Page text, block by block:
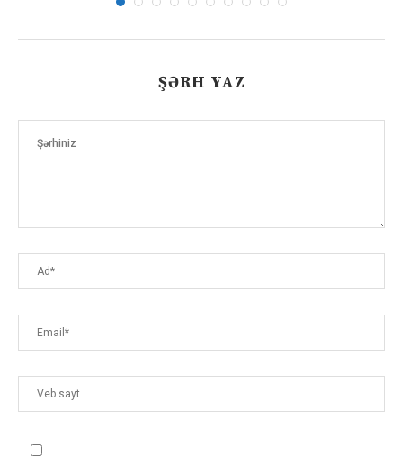
ŞƏRH YAZ